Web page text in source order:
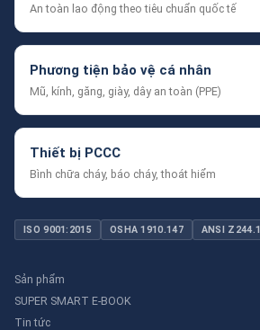
An toàn lao động theo tiêu chuẩn quốc tế
Phương tiện bảo vệ cá nhân
Mũ, kính, găng, giày, dây an toàn (PPE)
Thiết bị PCCC
Bình chữa cháy, báo cháy, thoát hiểm
ISO 9001:2015 OSHA 1910.147 ANSI Z244.1
Sản phẩm
SUPER SMART E-BOOK
Tin tức